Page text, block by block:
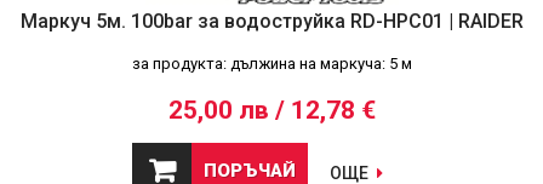
Маркуч 5м. 100bar за водоструйка RD-HPC01 | RAIDER
за продукта: дължина на маркуча: 5 м
25,00 лв / 12,78 €
ПОРЪЧАЙ ОЩЕ